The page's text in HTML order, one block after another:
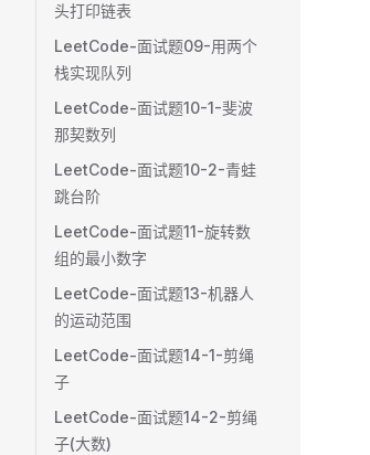
头打印链表
LeetCode-面试题09-用两个
栈实现队列
LeetCode-面试题10-1-斐波
那契数列
LeetCode-面试题10-2-青蛙
跳台阶
LeetCode-面试题11-旋转数
组的最小数字
LeetCode-面试题13-机器人
的运动范围
LeetCode-面试题14-1-剪绳
子
LeetCode-面试题14-2-剪绳
子(大数)